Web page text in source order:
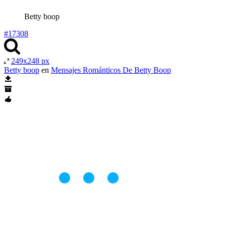
Betty boop
#17308
249x248 px
Betty boop en Mensajes Románticos De Betty Boop